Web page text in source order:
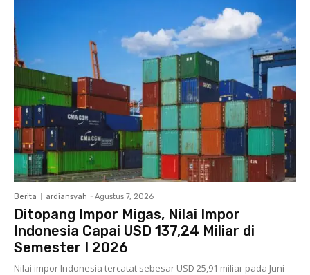
Berita ardiansyah - Agustus 7, 2026
Ditopang Impor Migas, Nilai Impor
Indonesia Capai USD 137,24 Miliar di
Semester I 2026
Nilai impor Indonesia tercatat sebesar USD 25,91 miliar pada Juni